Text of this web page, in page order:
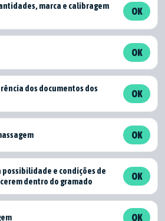
marca e calibragem
OK
OK
dos documentos dos
OK
OK
possibilidade e condições de
dentro do gramado
OK
OK